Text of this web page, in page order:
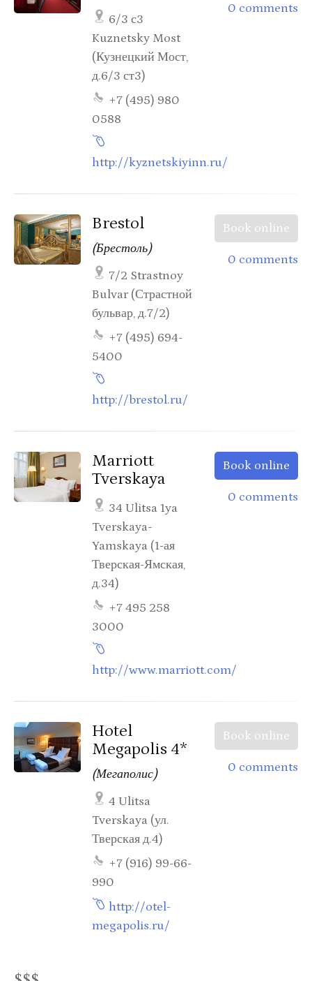
6/3 с3
Kuznetsky Most
(Кузнецкий Мост,
д.6/3 ст3)
+7 (495) 980
0588
http://kyznetskiyinn.ru/
0 comments
Brestol
(Брестоль)
7/2 Strastnoy
Bulvar (Страстной
бульвар, д.7/2)
+7 (495) 694-
5400
http://brestol.ru/
Book online
0 comments
Marriott
Tverskaya
34 Ulitsa 1ya
Tverskaya-
Yamskaya (1-ая
Тверская-Ямская,
д.34)
+7 495 258
3000
http://www.marriott.com/
Book online
0 comments
Hotel
Megapolis 4*
(Мегаполис)
4 Ulitsa
Tverskaya (ул.
Тверская д.4)
+7 (916) 99-66-
990
http://otel-
megapolis.ru/
Book online
0 comments